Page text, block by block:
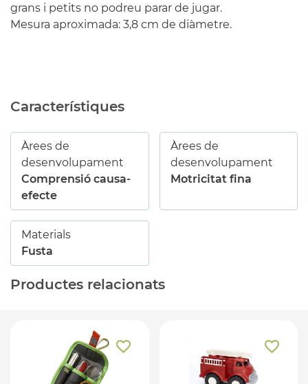
grans i petits no podreu parar de jugar.
Mesura aproximada: 3,8 cm de diàmetre.
Característiques
Àrees de
desenvolupament
Comprensió causa-
efecte
Àrees de
desenvolupament
Motricitat fina
Materials
Fusta
Productes relacionats